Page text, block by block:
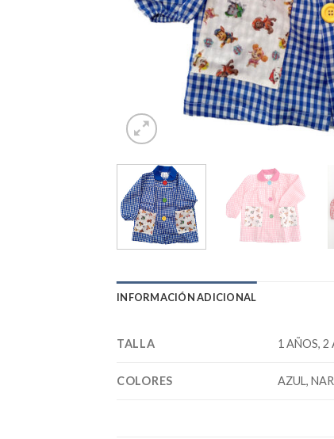
INFORMACIÓN ADICIONAL
TALLA 1 AÑOS, 2
COLORES AZUL,